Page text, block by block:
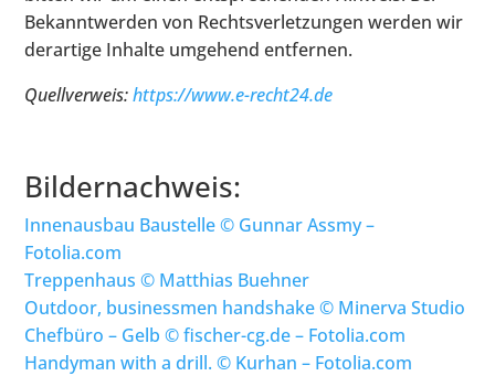
Bekanntwerden von Rechtsverletzungen werden wir
derartige Inhalte umgehend entfernen.
Quellverweis:https://www.e-recht24.de
Bildernachweis:
Innenausbau Baustelle © Gunnar Assmy –
Fotolia.com
Treppenhaus © Matthias Buehner
Outdoor, businessmen handshake © Minerva Studio
Chefbüro – Gelb © fischer-cg.de – Fotolia.com
Handyman with a drill. © Kurhan – Fotolia.com